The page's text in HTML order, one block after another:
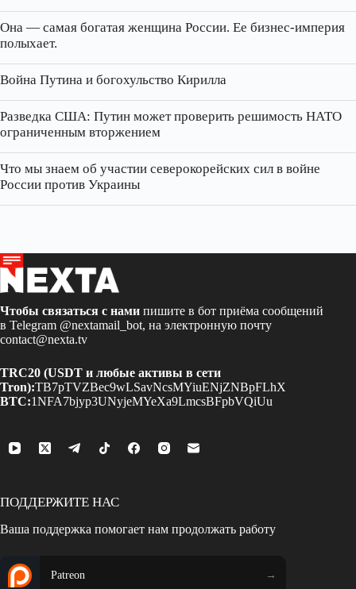
Она — самая богатая женщина России. Ее бизнес‑империя
полыхает.
Война Путина и богохульство Кирилла
Разведка США: Путин может проверить решимость НАТО
ограниченным вторжением
Что мы знаем об участии северокорейских сил в войне
России против Украины
Чтобы связаться с нами пишите в бот приёма сообщений
в Telegram @nextamail_bot, на электронную почту
contact@nexta.tv
TRC20 (USDT и любые активы в сети
Tron):TB7pTVZBec9wLSavNcsMYiuENjZNBpFLhX
BTC:1NFA7bjyp3UNyjeMYeXa9LmcsBFpbVQiUu
ПОДДЕРЖИТЕ НАС
Ваша поддержка помогает нам продолжать работу
Patreon